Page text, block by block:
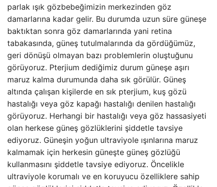
parlak ışık gözbebeğimizin merkezinden göz
damarlarına kadar gelir. Bu durumda uzun süre güneşe
baktıktan sonra göz damarlarında yani retina
tabakasında, güneş tutulmalarında da gördüğümüz,
geri dönüşü olmayan bazı problemlerin oluştuğunu
görüyoruz. Pterjium dediğimiz durum güneşe aşırı
maruz kalma durumunda daha sık görülür. Güneş
altında çalışan kişilerde en sık pterjium, kuş gözü
hastalığı veya göz kapağı hastalığı denilen hastalığı
görüyoruz. Herhangi bir hastalığı veya göz hassasiyeti
olan herkese güneş gözlüklerini şiddetle tavsiye
ediyoruz. Güneşin yoğun ultraviyole ışınlarına maruz
kalmamak için herkesin güneşte güneş gözlüğü
kullanmasını şiddetle tavsiye ediyoruz. Öncelikle
ultraviyole korumalı ve en koruyucu özelliklere sahip